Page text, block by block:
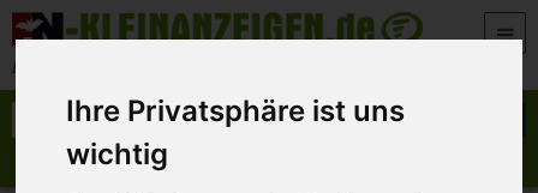
Ihre Privatsphäre ist uns
wichtig
Zum Inhalt springen
Der beste Platz für deine kostenlose Anzeige
Suche nach:
Anzeige aufgeben